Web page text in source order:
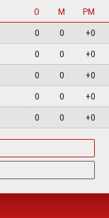
О М
РМ
0 0
+0
0 0
+0
0 0
+0
0 0
+0
0 0 +0